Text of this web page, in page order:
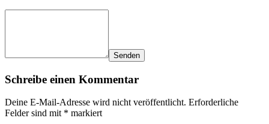
Senden
Schreibe einen Kommentar
Deine E-Mail-Adresse wird nicht veröffentlicht. Erforderliche
Felder sind mit * markiert